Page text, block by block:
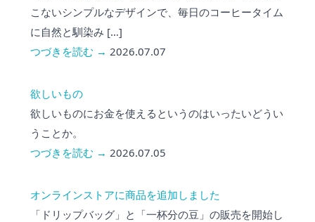
こないシンプルなデザインで、毎日のコーヒータイム
に自然と馴染み […]
つづきを読む → 2026.07.07
欲しいもの
欲しいものにお金を使えるというのはいったいどうい
うことか。
つづきを読む → 2026.07.05
オンラインストアに商品を追加しました
「ドリップバッグ」と「一杯分の豆」の販売を開始し